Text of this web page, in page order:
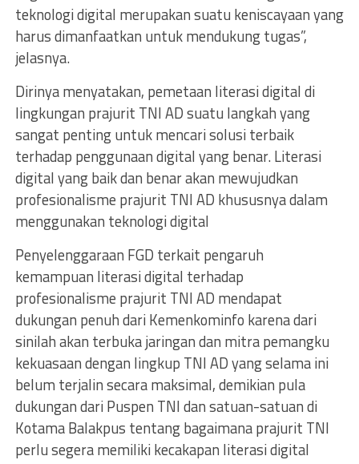
teknologi digital merupakan suatu keniscayaan yang
harus dimanfaatkan untuk mendukung tugas”,
jelasnya.
Dirinya menyatakan, pemetaan literasi digital di
lingkungan prajurit TNI AD suatu langkah yang
sangat penting untuk mencari solusi terbaik
terhadap penggunaan digital yang benar. Literasi
digital yang baik dan benar akan mewujudkan
profesionalisme prajurit TNI AD khususnya dalam
menggunakan teknologi digital
Penyelenggaraan FGD terkait pengaruh
kemampuan literasi digital terhadap
profesionalisme prajurit TNI AD mendapat
dukungan penuh dari Kemenkominfo karena dari
sinilah akan terbuka jaringan dan mitra pemangku
kekuasaan dengan lingkup TNI AD yang selama ini
belum terjalin secara maksimal, demikian pula
dukungan dari Puspen TNI dan satuan-satuan di
Kotama Balakpus tentang bagaimana prajurit TNI
perlu segera memiliki kecakapan literasi digital